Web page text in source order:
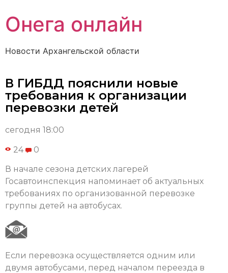
Онега онлайн
Новости Архангельской области
В ГИБДД пояснили новые
требования к организации
перевозки детей
сегодня 18:00
24 0
В начале сезона детских лагерей
Госавтоинспекция напоминает об актуальных
требованиях по организованной перевозке
группы детей на автобусах.
Если перевозка осуществляется одним или
двумя автобусами, перед началом переезда в